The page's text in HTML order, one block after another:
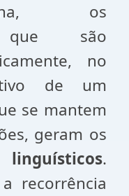
os
que são
no
de um
se mantem
geram os
.
recorrência